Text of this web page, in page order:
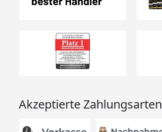
Akzeptierte Zahlungsarten